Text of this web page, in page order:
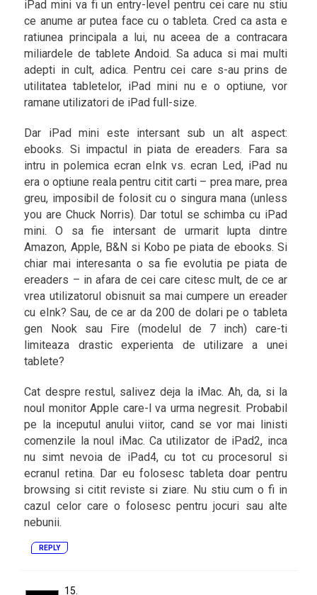
iPad mini va fi un entry-level pentru cei care nu stiu
ce anume ar putea face cu o tableta. Cred ca asta e
ratiunea principala a lui, nu aceea de a contracara
miliardele de tablete Andoid. Sa aduca si mai multi
adepti in cult, adica. Pentru cei care s-au prins de
utilitatea tabletelor, iPad mini nu e o optiune, vor
ramane utilizatori de iPad full-size.
Dar iPad mini este intersant sub un alt aspect:
ebooks. Si impactul in piata de ereaders. Fara sa
intru in polemica ecran eInk vs. ecran Led, iPad nu
era o optiune reala pentru citit carti – prea mare, prea
greu, imposibil de folosit cu o singura mana (unless
you are Chuck Norris). Dar totul se schimba cu iPad
mini. O sa fie intersant de urmarit lupta dintre
Amazon, Apple, B&N si Kobo pe piata de ebooks. Si
chiar mai interesanta o sa fie evolutia pe piata de
ereaders – in afara de cei care citesc mult, de ce ar
vrea utilizatorul obisnuit sa mai cumpere un ereader
cu eInk? Sau, de ce ar da 200 de dolari pe o tableta
gen Nook sau Fire (modelul de 7 inch) care-ti
limiteaza drastic experienta de utilizare a unei
tablete?
Cat despre restul, salivez deja la iMac. Ah, da, si la
noul monitor Apple care-l va urma negresit. Probabil
pe la inceputul anului viitor, cand se vor mai linisti
comenzile la noul iMac. Ca utilizator de iPad2, inca
nu simt nevoia de iPad4, cu tot cu procesorul si
ecranul retina. Dar eu folosesc tableta doar pentru
browsing si citit reviste si ziare. Nu stiu cum o fi in
cazul celor care o folosesc pentru jocuri sau alte
nebunii.
REPLY